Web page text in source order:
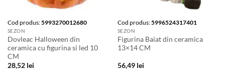
Cod produs:5993270012680
SEZON
Dovleac Halloween din
ceramica cu figurina si led 10
CM
28,52 lei
Cod produs:5996524317401
SEZON
Figurina Baiat din ceramica
13×14 CM
56,49 lei